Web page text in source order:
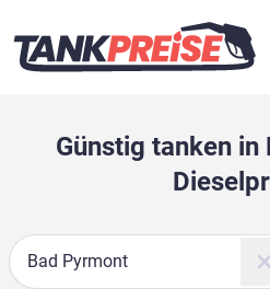
Günstig tanken in
Suche